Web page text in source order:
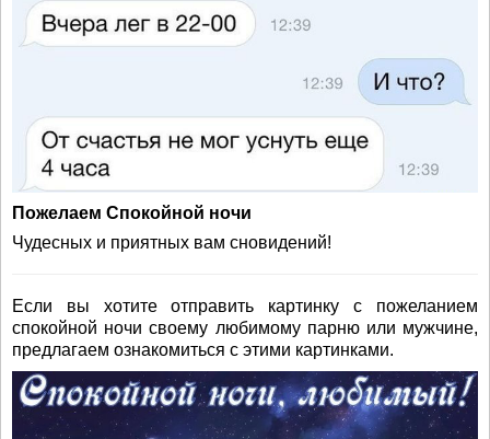
Пожелаем Спокойной ночи
Чудесных и приятных вам сновидений!
Если вы хотите отправить картинку с пожеланием
спокойной ночи своему любимому парню или мужчине,
предлагаем ознакомиться с этими картинками.